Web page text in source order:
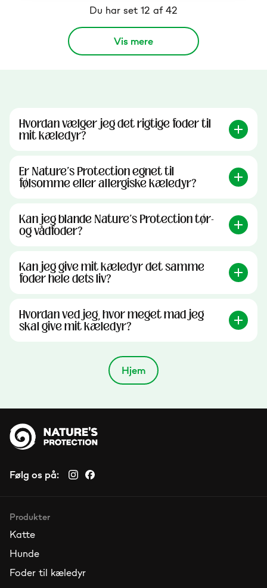
Du har set 12 af 42
Vis mere
Hvordan vælger jeg det rigtige foder til
mit kæledyr?
Er Nature's Protection egnet til
følsomme eller allergiske kæledyr?
Kan jeg blande Nature's Protection tør-
og vådfoder?
Kan jeg give mit kæledyr det samme
foder hele dets liv?
Hvordan ved jeg, hvor meget mad jeg
skal give mit kæledyr?
Hjem
Følg os på:
Produkter
Katte
Hunde
Foder til kæledyr